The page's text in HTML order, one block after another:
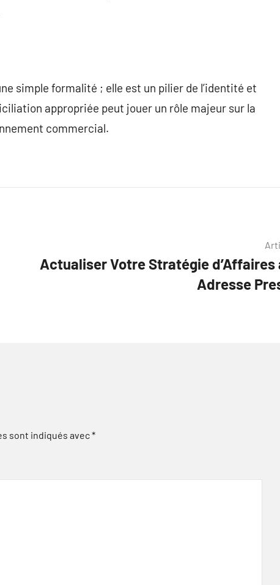
simple formalité ; elle est un pilier de l’identité et
appropriée peut jouer un rôle majeur sur la
commercial.
Actualiser Votre Stratégie d’Affaires
Adresse
sont indiqués avec*